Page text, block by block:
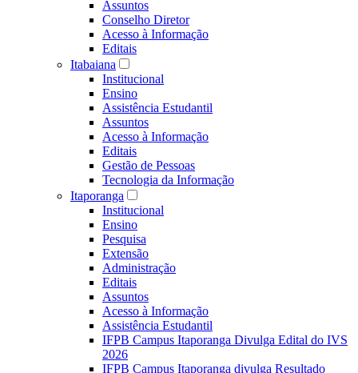
Assuntos
Conselho Diretor
Acesso à Informação
Editais
Itabaiana
Institucional
Ensino
Assistência Estudantil
Assuntos
Acesso à Informação
Editais
Gestão de Pessoas
Tecnologia da Informação
Itaporanga
Institucional
Ensino
Pesquisa
Extensão
Administração
Editais
Assuntos
Acesso à Informação
Assistência Estudantil
IFPB Campus Itaporanga Divulga Edital do IVS
2026
IFPB Campus Itaporanga divulga Resultado